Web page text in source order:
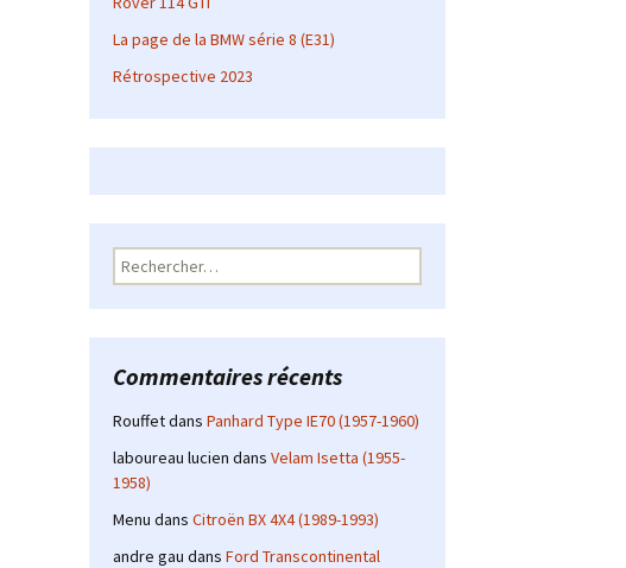
La page de la BMW série 8 (E31)
Rétrospective 2023
Rechercher :
Commentaires récents
Rouffetdans Panhard Type IE70 (1957-1960)
laboureau lucien dans Velam Isetta (1955-
1958)
Menu dans Citroën BX 4X4 (1989-1993)
andre gau dans Ford Transcontinental